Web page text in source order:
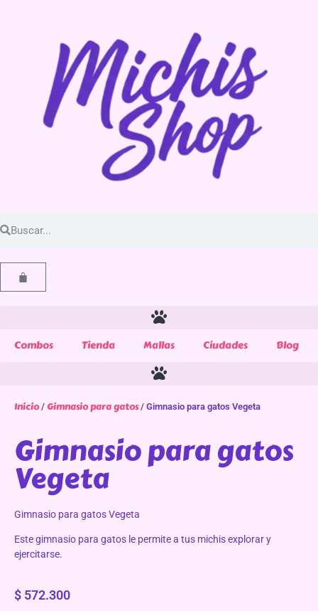
Combos Tienda Mallas Ciudades Blog
Inicio/ Gimnasio para gatos/ Gimnasio para gatos Vegeta
Gimnasio para gatos
Vegeta
Gimnasio para gatos Vegeta
Este gimnasio para gatos le permite a tus michis explorar y
ejercitarse.
$ 572.300